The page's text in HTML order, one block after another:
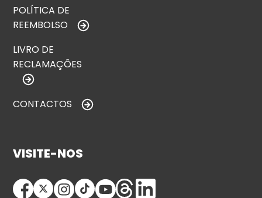
POLÍTICA DE
REEMBOLSO
LIVRO DE
RECLAMAÇÕES
CONTACTOS
VISITE-NOS